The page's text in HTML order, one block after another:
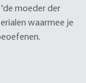
moeder der
waarmee je